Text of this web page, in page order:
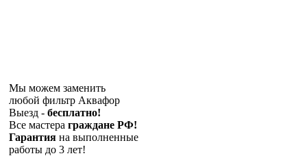
Мы можем заменить
любой фильтр Аквафор
Выезд - бесплатно!
Все мастера граждане РФ!
Гарантия на выполненные
работы до 3 лет!